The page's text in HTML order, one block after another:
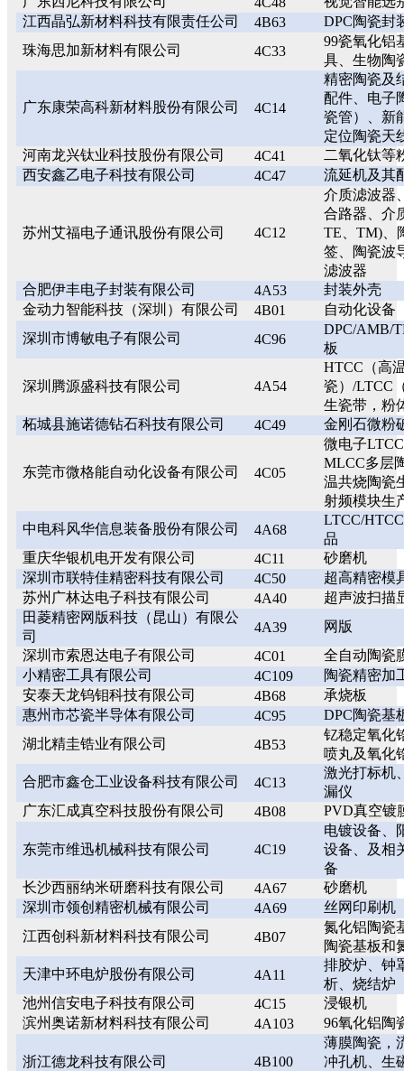
江西晶弘新材料科技有限责任公司
4B63
DPC陶瓷封
珠海思加新材料有限公司
4C33
99瓷氧化铝
具、生物陶
广东康荣高科新材料股份有限公司 4C14
精密陶瓷及
配件、电子
瓷管）、新
定位陶瓷天
河南龙兴钛业科技股份有限公司
4C41
二氧化钛等
西安鑫乙电子科技有限公司
4C47 流延机及其
苏州艾福电子通讯股份有限公司 4C12
介质滤波器
合路器、介
TE、TM)、
签、陶瓷波
滤波器
合肥伊丰电子封装有限公司
4A53
封装外壳
金动力智能科技（深圳）有限公司
4B01
自动化设备
深圳市博敏电子有限公司
4C96
DPC/AMB/
板
深圳腾源盛科技有限公司 4A54
HTCC（高
瓷）/LTCC
生瓷带，粉
柘城县施诺德钻石科技有限公司
4C49 金刚石微粉
东莞市微格能自动化设备有限公司 4C05
微电子
MLCC多层
温共烧陶瓷
射频模块生
中电科风华信息装备股份有限公司
4A68
LTCC/
品
重庆华银机电开发有限公司
4C11
砂磨机
深圳市联特佳精密科技有限公司
4C50
超高精密模
苏州广林达电子科技有限公司
4A40
超声波扫描
田菱精密网版科技（昆山）有限公
司
4A39
网版
深圳市索恩达电子有限公司
4C01
全自动陶瓷
小精密工具有限公司
4C109
陶瓷精密加
安泰天龙钨钼科技有限公司
4B68
承烧板
惠州市芯瓷半导体有限公司
4C95
DPC陶瓷基
湖北精圭锆业有限公司
4B53
钇稳定氧化
喷丸及氧化
合肥市鑫仓工业设备科技有限公司
4C13
激光打标机
漏仪
广东汇成真空科技股份有限公司
4B08 PVD真空镀
东莞市维迅机械科技有限公司 4C19
电镀设备、
设备、及相
备
长沙西丽纳米研磨科技有限公司
4A67
砂磨机
深圳市领创精密机械有限公司
4A69
丝网印刷机
江西创科新材料科技有限公司
4B07
氮化铝陶瓷
陶瓷基板和
天津中环电炉股份有限公司
4A11
排胶炉、钟
析、烧结炉
池州信安电子科技有限公司
4C15
浸银机
滨州奥诺新材料科技有限公司
4A103 96氧化铝陶
浙江德龙科技有限公司 4B100
薄膜陶瓷，
冲孔机、生